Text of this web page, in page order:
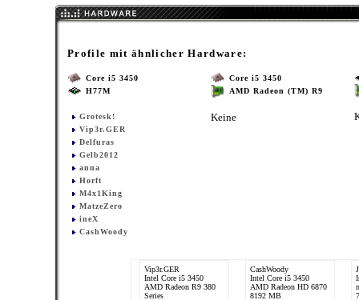
Profile mit ähnlicher Hardware:
Core i5 3450
H77M
Grotesk!
Vip3r.GER
Delfuras
Gelb2012
anna
Horft
M4x1King
MatzeZero
ineX
CashWoody
Core i5 3450
AMD Radeon (TM) R9
Keine
Vip3r.GER
Intel Core i5 3450
AMD Radeon R9 380
Series
CashWoody
Intel Core i5 3450
AMD Radeon HD 6870
8192 MB